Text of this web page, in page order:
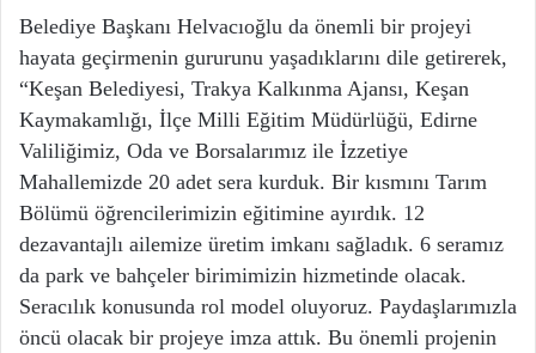
Belediye Başkanı Helvacıoğlu da önemli bir projeyi
hayata geçirmenin gururunu yaşadıklarını dile getirerek,
“Keşan Belediyesi, Trakya Kalkınma Ajansı, Keşan
Kaymakamlığı, İlçe Milli Eğitim Müdürlüğü, Edirne
Valiliğimiz, Oda ve Borsalarımız ile İzzetiye
Mahallemizde 20 adet sera kurduk. Bir kısmını Tarım
Bölümü öğrencilerimizin eğitimine ayırdık. 12
dezavantajlı ailemize üretim imkanı sağladık. 6 seramız
da park ve bahçeler birimimizin hizmetinde olacak.
Seracılık konusunda rol model oluyoruz. Paydaşlarımızla
öncü olacak bir projeye imza attık. Bu önemli projenin